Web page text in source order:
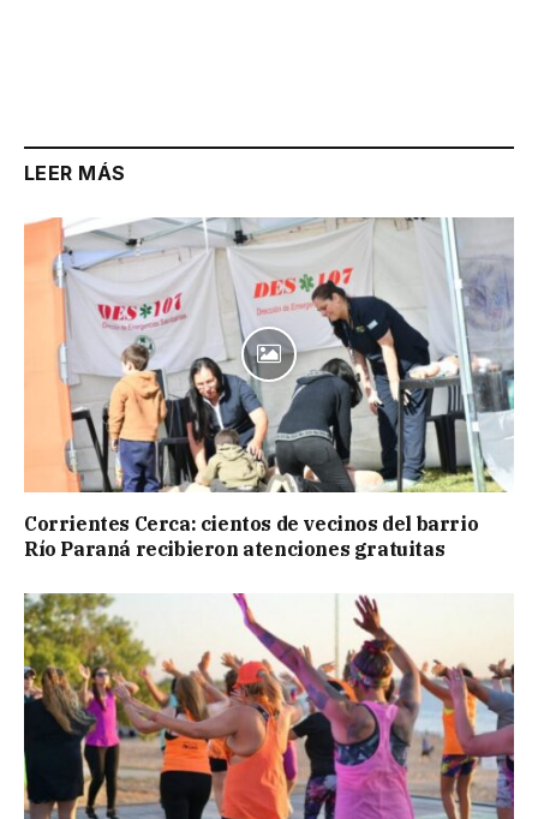
LEER MÁS
Corrientes Cerca: cientos de vecinos del barrio
Río Paraná recibieron atenciones gratuitas